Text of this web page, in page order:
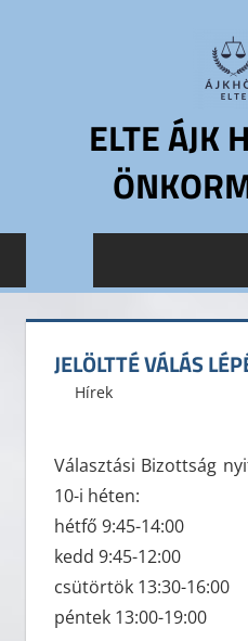
ELTE ÁJK
Jogtudományi
Hallgatói
Önkormányzat
JELÖLTTÉ VÁLÁS
2016. október 2.
ELTE ÁJK HÖK
Hírek
Választási Bizottság
10-i héten:
hétfő 9:45-14:00
kedd 9:45-12:00
csütörtök 13:30-16:00
péntek 13:00-19:00